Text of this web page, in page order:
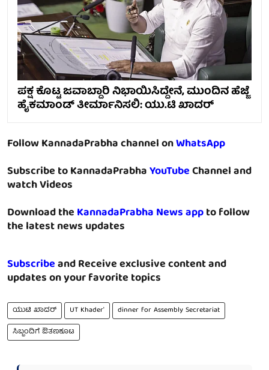
ಪಕ್ಷ ಕೊಟ್ಟ ಜವಾಬ್ದಾರಿ ನಿಭಾಯಿಸಿದ್ದೇನೆ, ಮುಂದಿನ ಹೆಜ್ಜೆ
ಹೈಕಮಾಂಡ್ ತೀರ್ಮಾನಿಸಲಿ: ಯು.ಟಿ ಖಾದರ್
Follow KannadaPrabha channel onWhatsApp
Subscribe to KannadaPrabhaYouTubeChannel and
watch Videos
Download theKannadaPrabha News appto follow
the latest news updates
Subscribeand Receive exclusive content and
updates on your favorite topics
ಯುಟಿ ಖಾದರ್ UT Khader'
dinner for Assembly Secretariat
ಸಿಬ್ಬಂದಿಗೆ ಔತಣಕೂಟ